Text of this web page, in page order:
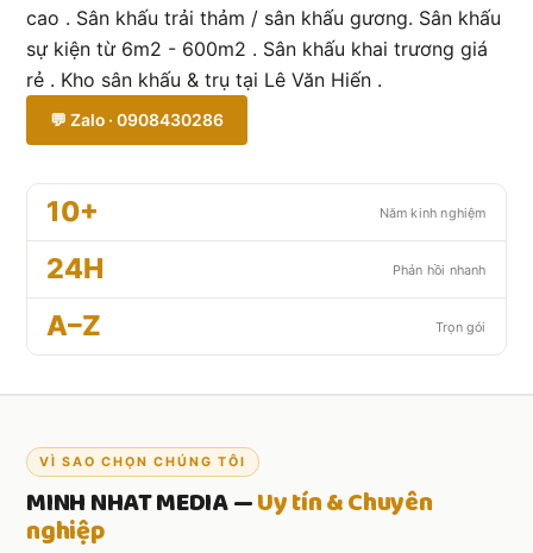
cao . Sân khấu trải thảm / sân khấu gương. Sân khấu
sự kiện từ 6m2 - 600m2 . Sân khấu khai trương giá
rẻ . Kho sân khấu & trụ tại Lê Văn Hiến .
💬 Zalo · 0908430286
10+ Năm kinh nghiệm
24H Phản hồi nhanh
A–Z Trọn gói
VÌ SAO CHỌN CHÚNG TÔI
MINH NHAT MEDIA —Uy tín & Chuyên
nghiệp